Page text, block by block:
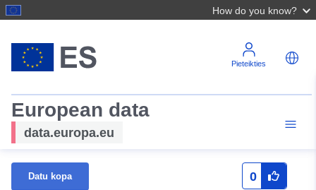
How do you know?
Pieteikties
European data
data.europa.eu
Datu kopa 0